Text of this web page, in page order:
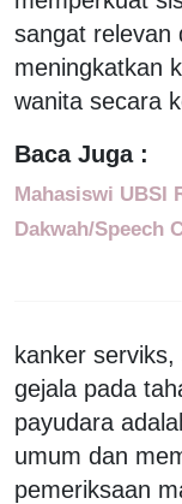
sangat relevan
meningkatkan
wanita secara
Baca Juga :
Mahasiswi UBSI
Dakwah/Speech
kanker
gejala pada
payudara
umum dan
pemeriksaan